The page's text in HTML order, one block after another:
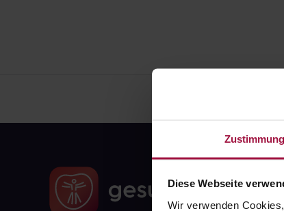
Zustimmung
Diese Webseite
Wir verwenden